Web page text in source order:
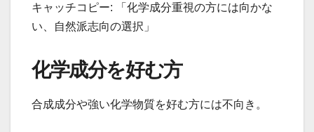
キャッチコピー: 「化学成分重視の方には向かな
い、自然派志向の選択」
化学成分を好む方
合成成分や強い化学物質を好む方には不向き。